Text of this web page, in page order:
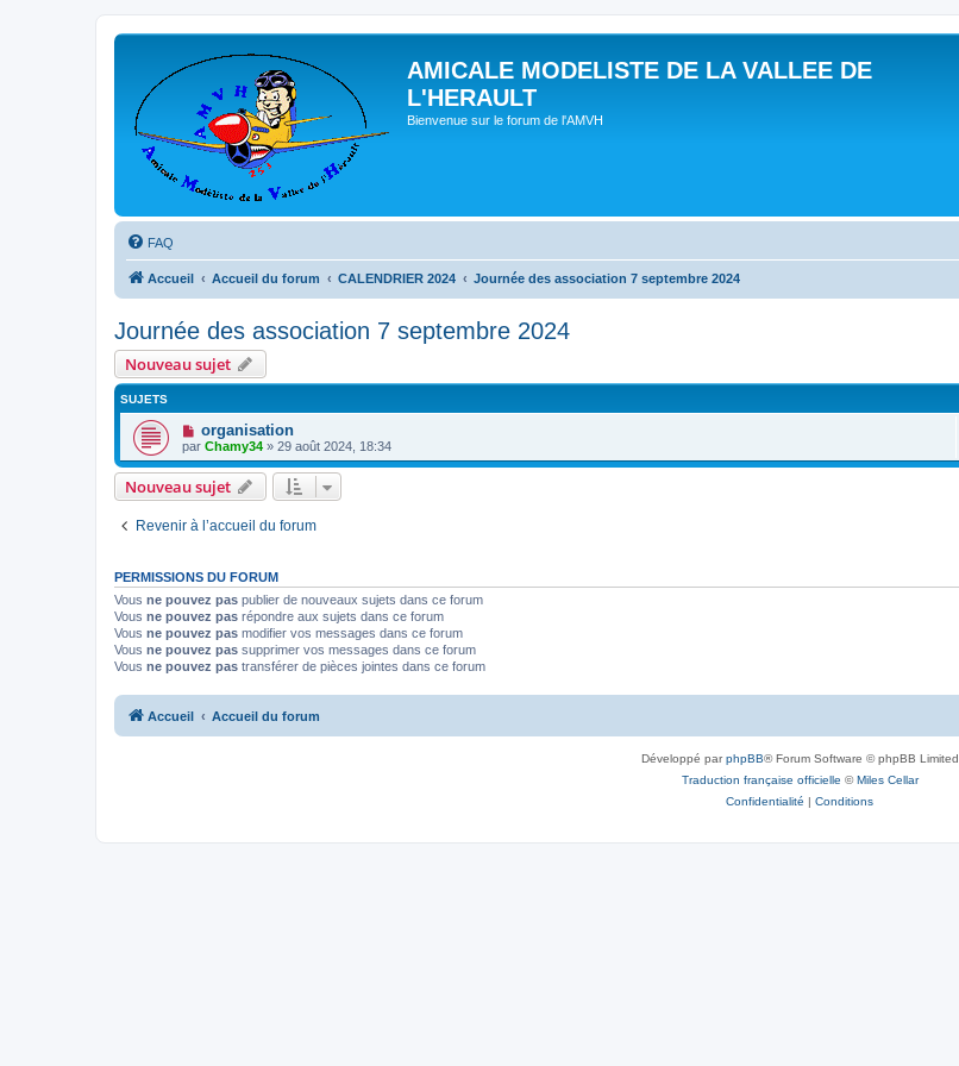
AMICALE MODELISTE DE LA VALLEE DE
L'HERAULT
Bienvenue sur le forum de l'AMVH
FAQ
Accueil Accueil du forum CALENDRIER 2024 Journée des association 7 septembre 2024
Journée des association 7 septembre 2024
Nouveau sujet
SUJETS
organisation
par Chamy34 » 29 août 2024, 18:34
Nouveau sujet
Revenir à l’accueil du forum
PERMISSIONS DU FORUM
Vous ne pouvez pas publier de nouveaux sujets dans ce forum
Vous ne pouvez pas répondre aux sujets dans ce forum
Vous ne pouvez pas modifier vos messages dans ce forum
Vous ne pouvez pas supprimer vos messages dans ce forum
Vous ne pouvez pas transférer de pièces jointes dans ce forum
Accueil Accueil du forum
Développé parphpBB® Forum Software © phpBB Limited
Traduction française officielle ©Miles Cellar
Confidentialité | Conditions